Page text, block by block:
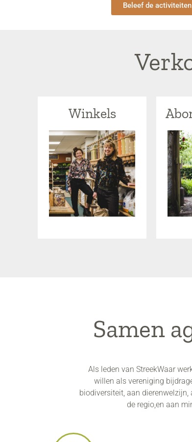
Beleef de activiteiten
Winkels
Samen
Als leden van StreekWaar
willen als vereniging
biodiversiteit, aan dierenwelzijn,
de regio,en aan